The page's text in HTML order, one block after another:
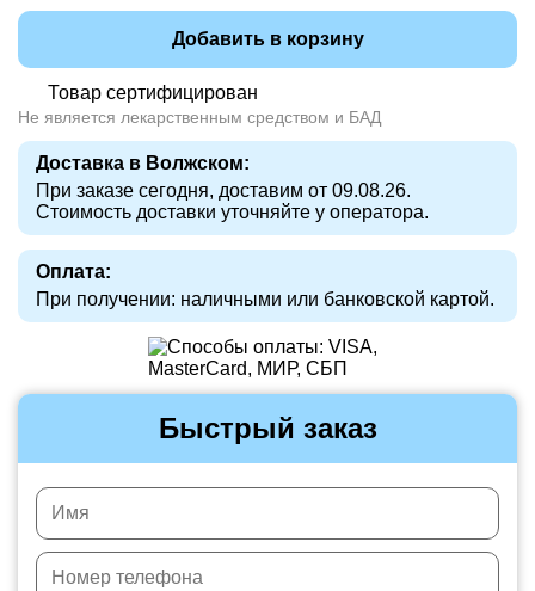
Товар сертифицирован
Не является лекарственным средством и БАД
Доставка в Волжском:
При заказе сегодня, доставим от 09.08.26.
Стоимость доставки уточняйте у оператора.
Оплата:
При получении: наличными или банковской картой.
Добавить в корзину
Быстрый заказ